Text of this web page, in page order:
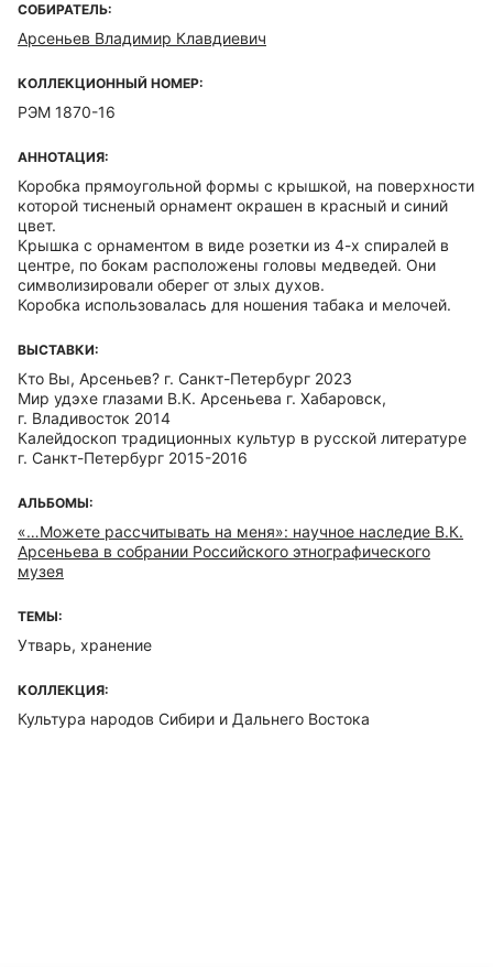
СОБИРАТЕЛЬ:
Арсеньев Владимир Клавдиевич
КОЛЛЕКЦИОННЫЙ НОМЕР:
РЭМ 1870-16
АННОТАЦИЯ:
Коробка прямоугольной формы с крышкой, на поверхности
которой тисненый орнамент окрашен в красный и синий
цвет.
Крышка с орнаментом в виде розетки из 4-х спиралей в
центре, по бокам расположены головы медведей. Они
символизировали оберег от злых духов.
Коробка использовалась для ношения табака и мелочей.
ВЫСТАВКИ:
Кто Вы, Арсеньев? г. Санкт-Петербург 2023
Мир удэхе глазами В.К. Арсеньева г. Хабаровск,
г. Владивосток 2014
Калейдоскоп традиционных культур в русской литературе
г. Санкт-Петербург 2015-2016
АЛЬБОМЫ:
«…Можете рассчитывать на меня»: научное наследие В.К.
Арсеньева в собрании Российского этнографического
музея
ТЕМЫ:
Утварь, хранение
КОЛЛЕКЦИЯ:
Культура народов Сибири и Дальнего Востока